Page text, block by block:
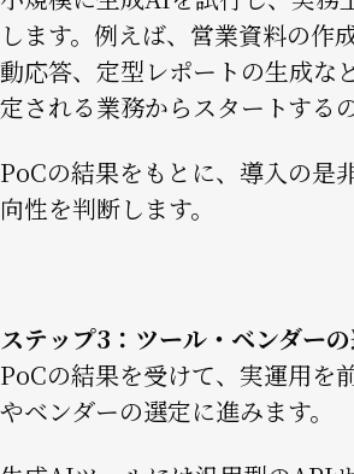
します。例えば、営業資料の作
動応答、定型レポートの生成な
定される業務からスタートする
PoCの結果をもとに、導入の是
向性を判断します。
ステップ3：ツール・ベンダー
PoCの結果を受けて、実運用を
やベンダーの選定に進みます。